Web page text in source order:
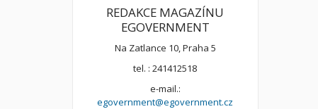
REDAKCE MAGAZÍNU
EGOVERNMENT
Na Zatlance 10, Praha 5
tel. : 241412518
e-mail.:
egovernment@egovernment.cz